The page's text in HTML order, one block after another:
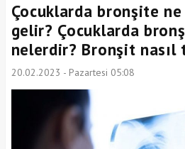
Çocuklarda bronşite
gelir? Çocuklarda
nelerdir? Bronşit nasıl
20.02.2023 - Pazartesi 05:08